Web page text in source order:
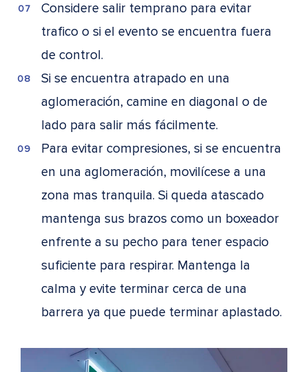
Considere salir temprano para evitar
trafico o si el evento se encuentra fuera
de control.
Si se encuentra atrapado en una
aglomeración, camine en diagonal o de
lado para salir más fácilmente.
Para evitar compresiones, si se encuentra
en una aglomeración, movilícese a una
zona mas tranquila. Si queda atascado
mantenga sus brazos como un boxeador
enfrente a su pecho para tener espacio
suficiente para respirar. Mantenga la
calma y evite terminar cerca de una
barrera ya que puede terminar aplastado.